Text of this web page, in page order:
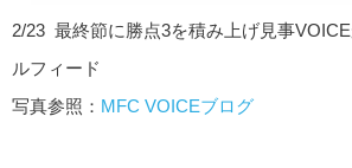
2/23 最終節に勝点3を積み上げ見事
ルフィード
写真参照： MFC VOICEブログ